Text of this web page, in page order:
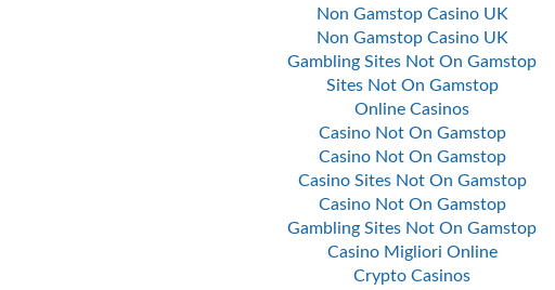
Non Gamstop Casino UK
Non Gamstop Casino UK
Gambling Sites Not On Gamstop
Sites Not On Gamstop
Online Casinos
Casino Not On Gamstop
Casino Not On Gamstop
Casino Sites Not On Gamstop
Casino Not On Gamstop
Gambling Sites Not On Gamstop
Casino Migliori Online
Crypto Casinos